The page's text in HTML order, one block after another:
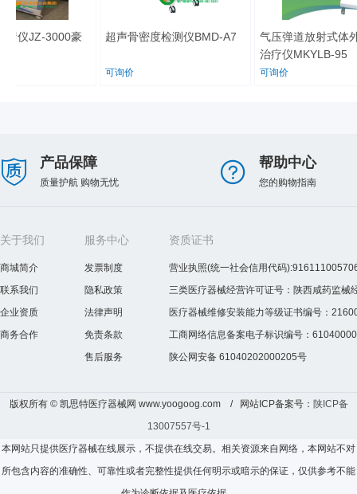
仪JZ-3000豪 超声骨密度检测仪BMD-A7
可询价
气压弹道放射式体
治疗仪MKYLB-95
可询价
产品保障
质量护航 购物无忧
帮助中心
您的购物指南
关于我们
商城简介
联系我们
企业资质
商务合作
服务中心
发票制度
隐私政策
法律声明
免责条款
售后服务
资质证书
营业执照(统一社会信用代码
三类医疗器械经营许可证号：陕西咸药监械
医疗器械维修安装能力等级证书编号：
工商网络信息备案电子标识编号：
陕公网安备 61040202000205号
版权所有 © 凯思特医疗器械网 www.yoogoog.com / 网站ICP备案号： 陕ICP备
13007557号-1
本网站只提供医疗器械在线展示，不提供在线交易。相关资源来自网络，本网站不对
所包含内容的准确性、可靠性或者完整性提供任何明示或暗示的保证，仅供参考不能